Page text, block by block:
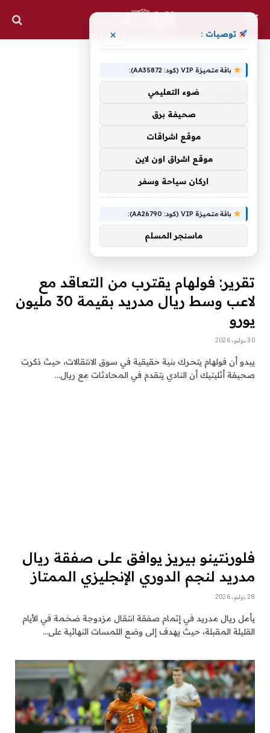
تقرير: فولهام يقترب من التعاقد مع
لاعب وسط ريال مدريد بقيمة 30 مليون
يورو
30 يوليو، 2026
يبدو أن فولهام يتحرك بنية حقيقية في سوق الانتقالات، حيث ذكرت
صحيفة أثليتيك أن النادي يتقدم في المحادثات مع ريال…
فلورنتينو بيريز يوافق على صفقة ريال
مدريد لنجم الدوري الإنجليزي الممتاز
28 يوليو، 2026
يأمل ريال مدريد في إتمام صفقة انتقال مزدوجة ضخمة في الأيام
القليلة المقبلة، حيث يهدف إلى وضع اللمسات النهائية على…
توصيات : ×
باقة متميزة VIP (كود: AA35872):
ضوء التعليمي
صحيفة برق
موقع اشراقات
موقع اشراق اون لاين
اركان سياحة وسفر
باقة متميزة VIP (كود: AA26790):
ماسنجر المسلم